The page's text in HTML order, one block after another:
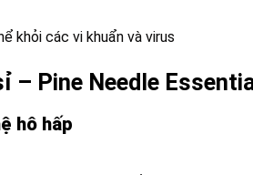
khỏi các vi khuẩn và virus
– Pine Needle
hô hấp